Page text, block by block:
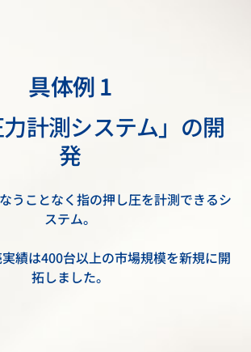
具体例 1
力計測システム」の開
発
うことなく指の押し圧を計測できるシ
ステム。
績は400台以上の市場規模を新規に開
拓しました。